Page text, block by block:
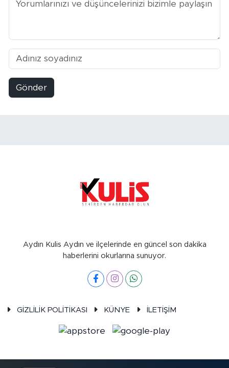
Gönder
Aydın Kulis Aydın ve ilçelerinde en güncel son dakika
haberlerini okurlarına sunuyor.
GİZLİLİK POLİTİKASI KÜNYE İLETİŞİM